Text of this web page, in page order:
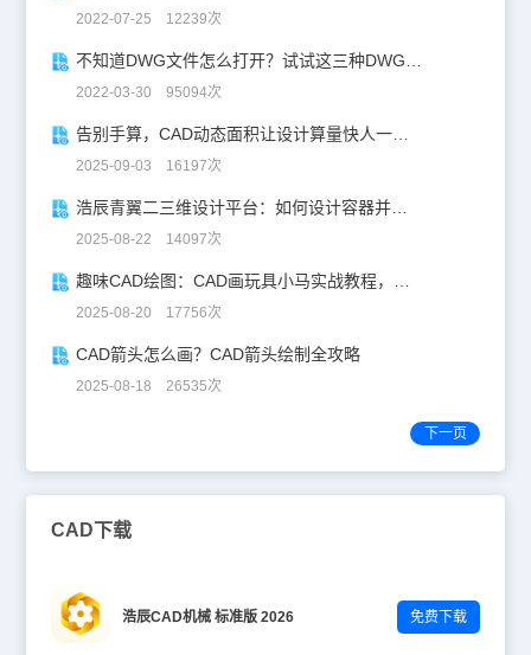
2022-07-25 12239次
不知道DWG文件怎么打开？试试这三种DWG文件打开方法！
2022-03-30 95094次
告别手算，CAD动态面积让设计算量快人一步！
2025-09-03 16197次
浩辰青翼二三维设计平台：如何设计容器并计算其体积
2025-08-22 14097次
趣味CAD绘图：CAD画玩具小马实战教程，附详细步骤与技巧！
2025-08-20 17756次
CAD箭头怎么画？CAD箭头绘制全攻略
2025-08-18 26535次
下一页
CAD下载
浩辰CAD机械 标准版 2026 免费下载